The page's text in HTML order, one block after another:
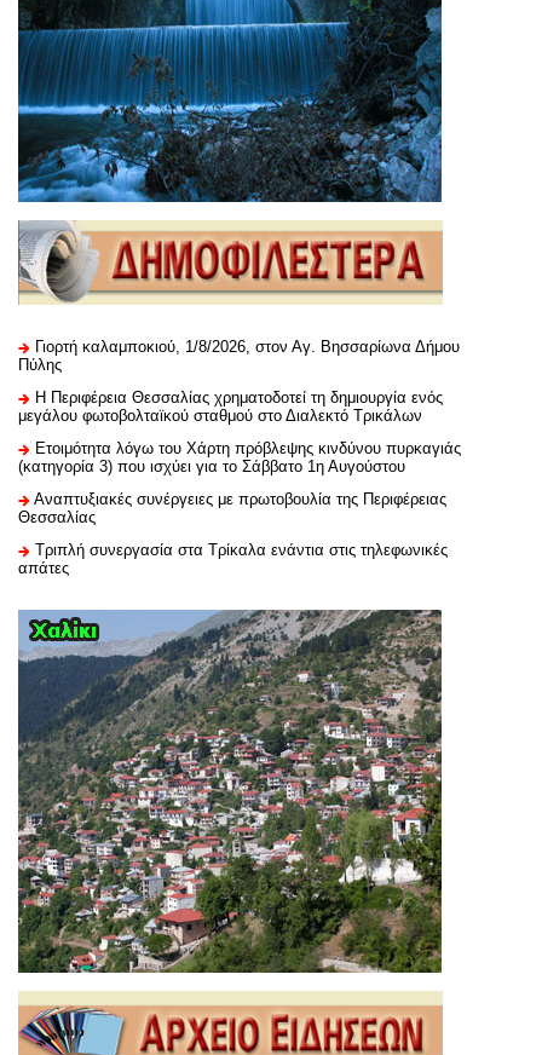
Γιορτή καλαμποκιού, 1/8/2026, στον Αγ. Βησσαρίωνα Δήμου
Πύλης
H Περιφέρεια Θεσσαλίας χρηματοδοτεί τη δημιουργία ενός
μεγάλου φωτοβολταϊκού σταθμού στο Διαλεκτό Τρικάλων
Ετοιμότητα λόγω του Χάρτη πρόβλεψης κινδύνου πυρκαγιάς
(κατηγορία 3) που ισχύει για το Σάββατο 1η Αυγούστου
Αναπτυξιακές συνέργειες με πρωτοβουλία της Περιφέρειας
Θεσσαλίας
Τριπλή συνεργασία στα Τρίκαλα ενάντια στις τηλεφωνικές
απάτες